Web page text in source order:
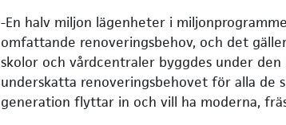
-En halv miljon lägenheter i
omfattande renoveringsbehov, och det
skolor och vårdcentraler byggdes under
underskatta renoveringsbehovet för alla de
generation flyttar in och vill ha moderna,